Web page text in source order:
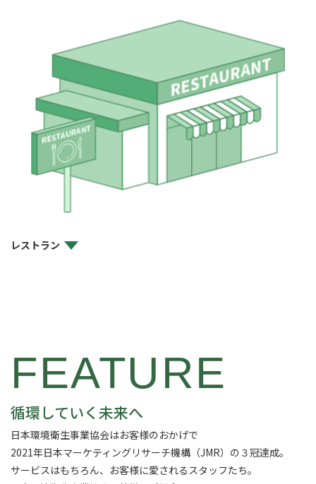
レストラン
FEATURE
循環していく未来へ
日本環境衛生事業協会はお客様のおかげで
2021年日本マーケティングリサーチ機構（JMR）の３冠達成。
サービスはもちろん、お客様に愛されるスタッフたち。